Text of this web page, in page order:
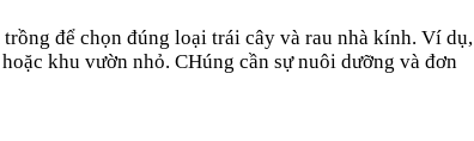
để chọn đúng loại trái cây và rau nhà kính. Ví dụ,
khu vườn nhỏ. CHúng cần sự nuôi dưỡng và đơn